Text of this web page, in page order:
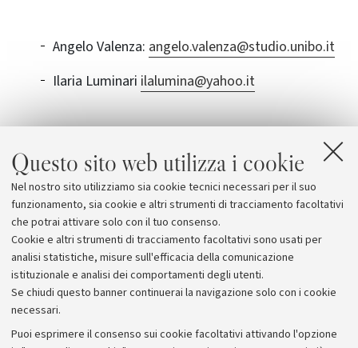
Questo sito web utilizza i cookie
Nel nostro sito utilizziamo sia cookie tecnici necessari per il suo
funzionamento, sia cookie e altri strumenti di tracciamento facoltativi
che potrai attivare solo con il tuo consenso.
Cookie e altri strumenti di tracciamento facoltativi sono usati per
analisi statistiche, misure sull'efficacia della comunicazione
istituzionale e analisi dei comportamenti degli utenti.
Se chiudi questo banner continuerai la navigazione solo con i cookie
necessari.
Puoi esprimere il consenso sui cookie facoltativi attivando l'opzione
Angelo Valenza: angelo.valenza@studio.unibo.it
Ilaria Luminari ilalumina@yahoo.it
Allegati
AIESEC
Archivio